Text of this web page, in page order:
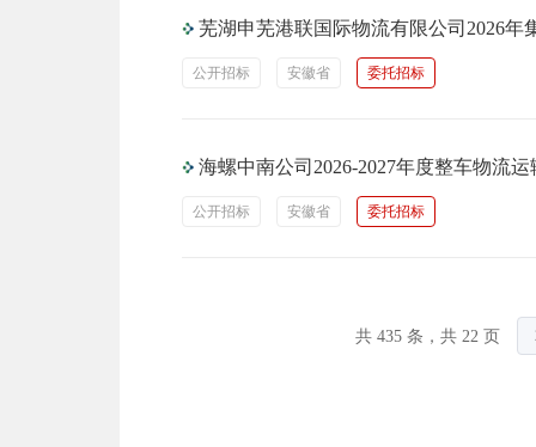
芜湖申芜港联国际物流有限公司2026
公开招标 安徽省 委托招标
海螺中南公司2026-2027年度整车物流
公开招标 安徽省 委托招标
共 435 条，共 22 页